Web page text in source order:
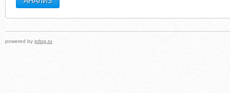
powered by prlog.ru